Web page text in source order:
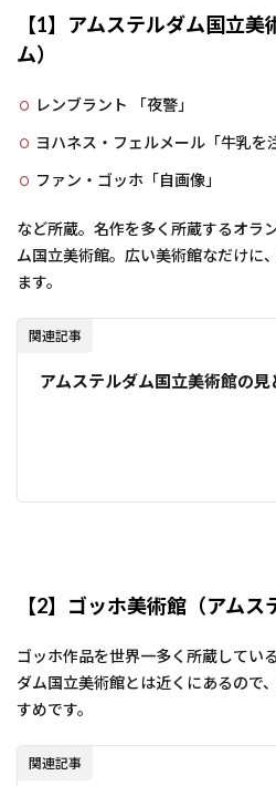
【1】アムステルダム国立
ム）
レンブラント 「夜警」
ヨハネス・フェルメール「牛乳を
ファン・ゴッホ「自画像」
など所蔵。名作を多く所蔵するオラ
ム国立美術館。広い美術館なだけに
ます。
関連記事
アムステルダム国立美術館の見
【2】ゴッホ美術館（アムス
ゴッホ作品を世界一多く所蔵してい
ダム国立美術館とは近くにあるので
すめです。
関連記事